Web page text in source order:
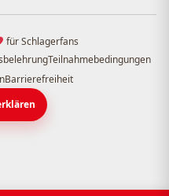
für Schlagerfans
Teilnahmebedingungen
Barrierefreiheit